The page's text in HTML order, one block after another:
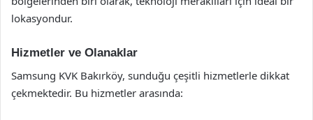
lokasyondur.
Hizmetler ve Olanaklar
Samsung KVK Bakırköy, sunduğu çeşitli hizmetlerle dikkat
çekmektedir. Bu hizmetler arasında: